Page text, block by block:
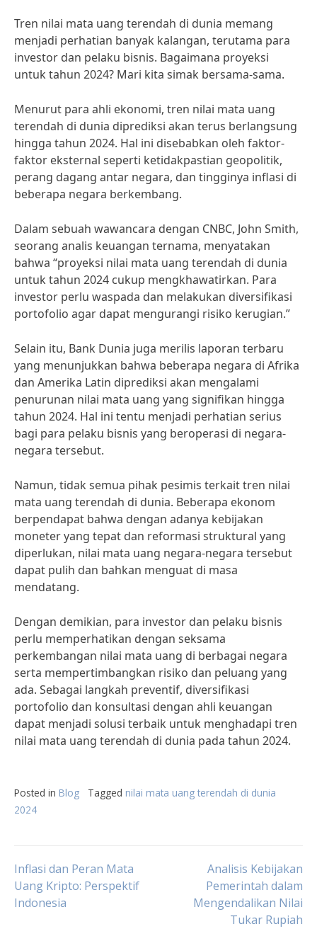
Tren nilai mata uang terendah di dunia memang
menjadi perhatian banyak kalangan, terutama para
investor dan pelaku bisnis. Bagaimana proyeksi
untuk tahun 2024? Mari kita simak bersama-sama.
Menurut para ahli ekonomi, tren nilai mata uang
terendah di dunia diprediksi akan terus berlangsung
hingga tahun 2024. Hal ini disebabkan oleh faktor-
faktor eksternal seperti ketidakpastian geopolitik,
perang dagang antar negara, dan tingginya inflasi di
beberapa negara berkembang.
Dalam sebuah wawancara dengan CNBC, John Smith,
seorang analis keuangan ternama, menyatakan
bahwa “proyeksi nilai mata uang terendah di dunia
untuk tahun 2024 cukup mengkhawatirkan. Para
investor perlu waspada dan melakukan diversifikasi
portofolio agar dapat mengurangi risiko kerugian.”
Selain itu, Bank Dunia juga merilis laporan terbaru
yang menunjukkan bahwa beberapa negara di Afrika
dan Amerika Latin diprediksi akan mengalami
penurunan nilai mata uang yang signifikan hingga
tahun 2024. Hal ini tentu menjadi perhatian serius
bagi para pelaku bisnis yang beroperasi di negara-
negara tersebut.
Namun, tidak semua pihak pesimis terkait tren nilai
mata uang terendah di dunia. Beberapa ekonom
berpendapat bahwa dengan adanya kebijakan
moneter yang tepat dan reformasi struktural yang
diperlukan, nilai mata uang negara-negara tersebut
dapat pulih dan bahkan menguat di masa
mendatang.
Dengan demikian, para investor dan pelaku bisnis
perlu memperhatikan dengan seksama
perkembangan nilai mata uang di berbagai negara
serta mempertimbangkan risiko dan peluang yang
ada. Sebagai langkah preventif, diversifikasi
portofolio dan konsultasi dengan ahli keuangan
dapat menjadi solusi terbaik untuk menghadapi tren
nilai mata uang terendah di dunia pada tahun 2024.
Posted in Blog Tagged nilai mata uang terendah di dunia
2024
Post
navigation
Inflasi dan Peran Mata
Uang Kripto: Perspektif
Indonesia
Analisis Kebijakan
Pemerintah dalam
Mengendalikan Nilai
Tukar Rupiah